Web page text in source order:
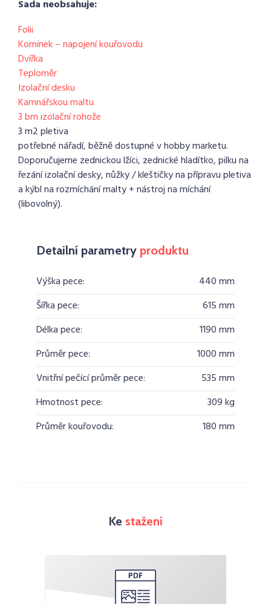
Sada neobsahuje:
Folii
Komínek – napojení kouřovodu
Dvířka
Teploměr
Izolační desku
Kamnářskou maltu
3 bm izolační rohože
3 m2 pletiva
potřebné nářadí, běžně dostupné v hobby marketu.
Doporučujeme zednickou lžíci, zednické hladítko, pilku na
řezání izolační desky, nůžky / kleštičky na přípravu pletiva
a kýbl na rozmíchání malty + nástroj na míchání
(libovolný).
Detailní parametry produktu
Výška pece:
440 mm
Šířka pece:
615 mm
Délka pece:
1190 mm
Průměr pece:
1000 mm
Vnitřní pečící průměr pece:
535 mm
Hmotnost pece:
309 kg
Průměr kouřovodu:
180 mm
Ke stažení